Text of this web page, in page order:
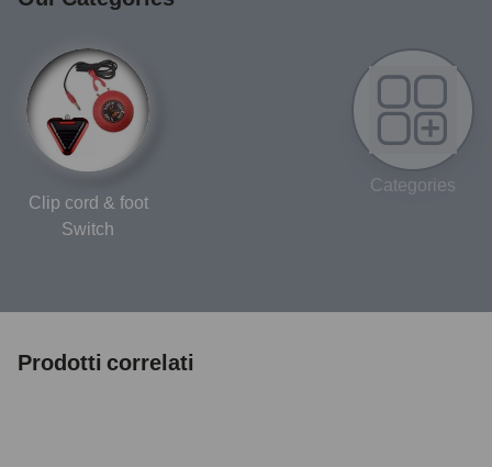
Clip cord & foot
Switch
Categories
Prodotti correlati